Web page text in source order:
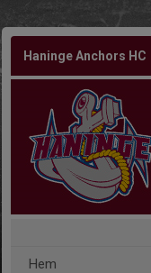
Haninge Anchors HC
Hem